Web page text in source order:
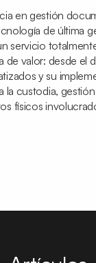
en gestión
de última
servicio
de valor: desde el
y su
la custodia,
físicos